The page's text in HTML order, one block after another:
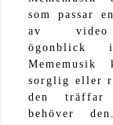
som passar
av
ögonblick
Mememusik
sorglig eller
den
behöver